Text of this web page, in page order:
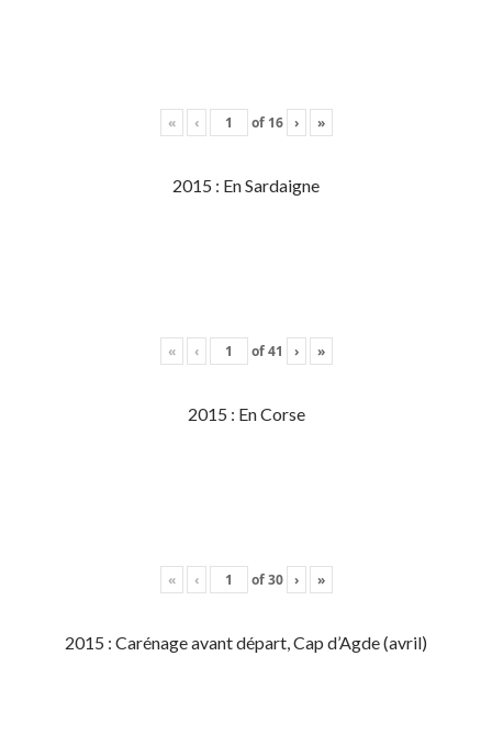
« ‹ of 16 › »
2015 : En Sardaigne
« ‹ of41 › »
2015 : En Corse
« ‹ of30 › »
2015 : Carénage avant départ, Cap d’Agde (avril)